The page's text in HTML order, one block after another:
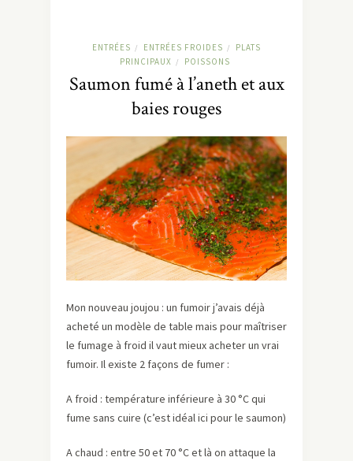
ENTRÉES / ENTRÉES FROIDES /
PLATS
PRINCIPAUX / POISSONS
Saumon fumé à l’aneth et aux
baies rouges
Mon nouveau joujou : un fumoir j’avais déjà
acheté un modèle de table mais pour maîtriser
le fumage à froid il vaut mieux acheter un vrai
fumoir. Il existe 2 façons de fumer :
A froid : température inférieure à 30 °C qui
fume sans cuire (c’est idéal ici pour le saumon)
A chaud : entre 50 et 70 °C et là on attaque la